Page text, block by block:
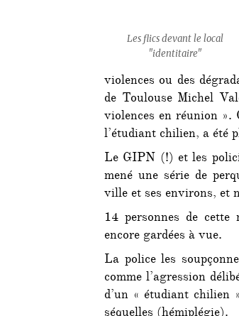
Les flics devant le local
"identitaire"
violences ou des
de Toulouse Michel
violences en réunion ».
l’étudiant chilien, a été
Le GIPN (!) et les
mené une série de
ville et ses environs, et
14 personnes de
encore gardées à vue.
La police les
comme l’agression
d’un « étudiant chilien